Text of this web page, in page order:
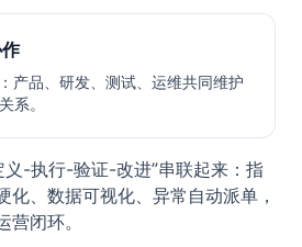
产品、研发、测试、运维共同维护
系。
-执行-验证-改进”串联起来：指
化、数据可视化、异常自动派单，
闭环。